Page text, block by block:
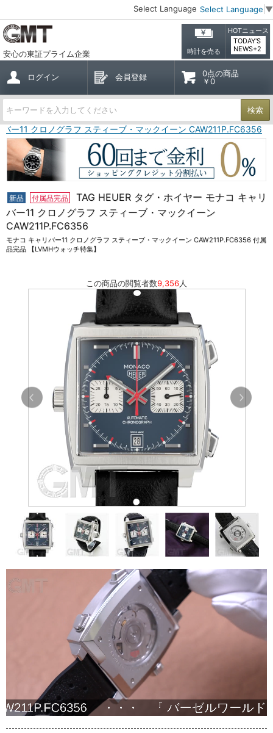
Select Language Select Language ▼
安心の東証プライム企業 時計を売る
HOTニュース
TODAY'S
NEWS+2
ログイン 会員登録
0点の商品
￥0
検索
ー11 クロノグラフ スティーブ・マックイーン CAW211P.FC6356
新品 付属品完品
TAG HEUER タグ・ホイヤー モナコ キャリ
バー11 クロノグラフ スティーブ・マックイーン
CAW211P.FC6356
モナコ キャリバー11 クロノグラフ スティーブ・マックイーン CAW211P.FC6356 付属
品完品 【LVMHウォッチ特集】
この商品の閲覧者数9,356人